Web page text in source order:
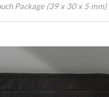
Package (39 x 30 x 5 mm)